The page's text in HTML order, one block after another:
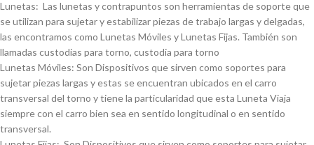
Lunetas: Las lunetas y contrapuntos son herramientas de soporte que
se utilizan para sujetar y estabilizar piezas de trabajo largas y delgadas,
las encontramos como Lunetas Móviles y Lunetas Fijas. También son
llamadas custodias para torno, custodia para torno
Lunetas Móviles: Son Dispositivos que sirven como soportes para
sujetar piezas largas y estas se encuentran ubicados en el carro
transversal del torno y tiene la particularidad que esta Luneta Viaja
siempre con el carro bien sea en sentido longitudinal o en sentido
transversal.